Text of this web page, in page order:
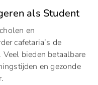
als Student
en
cafetaria’s de
bieden betaalbare
en gezonde